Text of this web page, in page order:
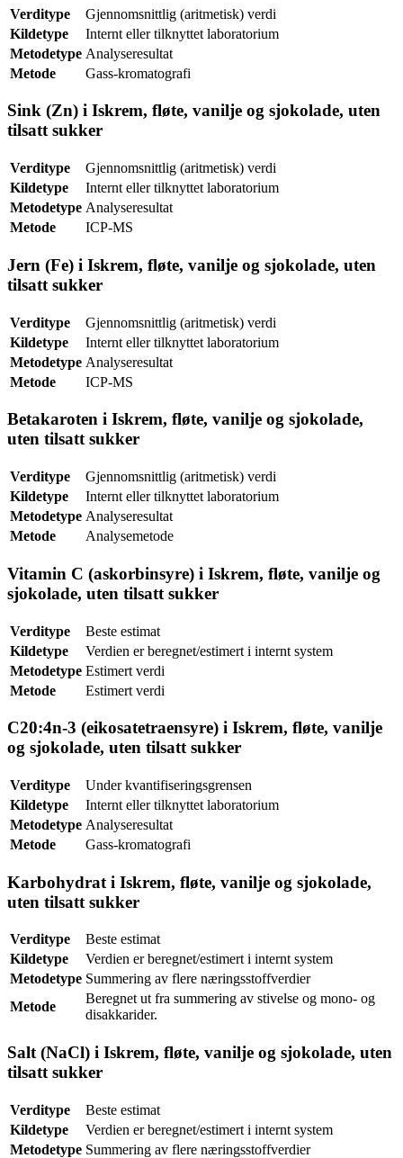
Verditype
Gjennomsnittlig (aritmetisk) verdi
Kildetype
Internt eller tilknyttet laboratorium
Metodetype Analyseresultat
Metode
Gass-kromatografi
Sink (Zn) i Iskrem, fløte, vanilje og sjokolade, uten
tilsatt sukker
Verditype
Gjennomsnittlig (aritmetisk) verdi
Kildetype
Internt eller tilknyttet laboratorium
Metodetype Analyseresultat
Metode
ICP-MS
Jern (Fe) i Iskrem, fløte, vanilje og sjokolade, uten
tilsatt sukker
Verditype
Gjennomsnittlig (aritmetisk) verdi
Kildetype
Internt eller tilknyttet laboratorium
Metodetype Analyseresultat
Metode
ICP-MS
Betakaroten i Iskrem, fløte, vanilje og sjokolade,
uten tilsatt sukker
Verditype
Gjennomsnittlig (aritmetisk) verdi
Kildetype
Internt eller tilknyttet laboratorium
Metodetype Analyseresultat
Metode
Analysemetode
Vitamin C (askorbinsyre) i Iskrem, fløte, vanilje og
sjokolade, uten tilsatt sukker
Verditype
Beste estimat
Kildetype
Verdien er beregnet/estimert i internt system
Metodetype Estimert verdi
Metode
Estimert verdi
C20:4n-3 (eikosatetraensyre) i Iskrem, fløte, vanilje
og sjokolade, uten tilsatt sukker
Verditype
Under kvantifiseringsgrensen
Kildetype
Internt eller tilknyttet laboratorium
Metodetype Analyseresultat
Metode
Gass-kromatografi
Karbohydrat i Iskrem, fløte, vanilje og sjokolade,
uten tilsatt sukker
Verditype
Beste estimat
Kildetype
Verdien er beregnet/estimert i internt system
Metodetype Summering av flere næringsstoffverdier
Metode
Beregnet ut fra summering av stivelse og mono- og
disakkarider.
Salt (NaCl) i Iskrem, fløte, vanilje og sjokolade, uten
tilsatt sukker
Verditype
Beste estimat
Kildetype
Verdien er beregnet/estimert i internt system
Metodetype Summering av flere næringsstoffverdier